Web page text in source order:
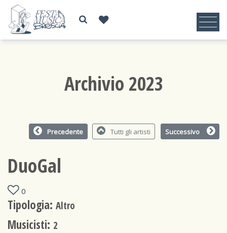
Archivio 2023
Precedente Tutti gli artisti Successivo
DuoGal
0
Tipologia: Altro
Musicisti: 2